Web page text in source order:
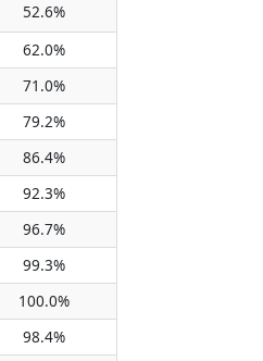
52.6%
62.0%
71.0%
79.2%
86.4%
92.3%
96.7%
99.3%
100.0%
98.4%